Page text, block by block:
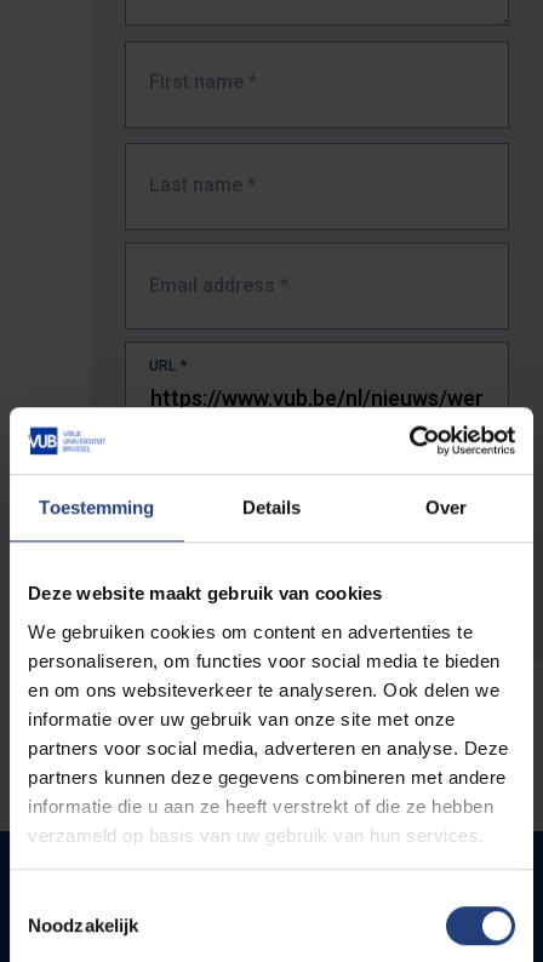
Toestemming Details Over
Deze website maakt gebruik van cookies
We gebruiken cookies om content en advertenties te
personaliseren, om functies voor social media te bieden
en om ons websiteverkeer te analyseren. Ook delen we
informatie over uw gebruik van onze site met onze
partners voor social media, adverteren en analyse. Deze
partners kunnen deze gegevens combineren met andere
informatie die u aan ze heeft verstrekt of die ze hebben
verzameld op basis van uw gebruik van hun services.
Noodzakelijk
First name *
Last name *
Email address *
URL *
The full URL of the page where you encountered the error.
Quick links